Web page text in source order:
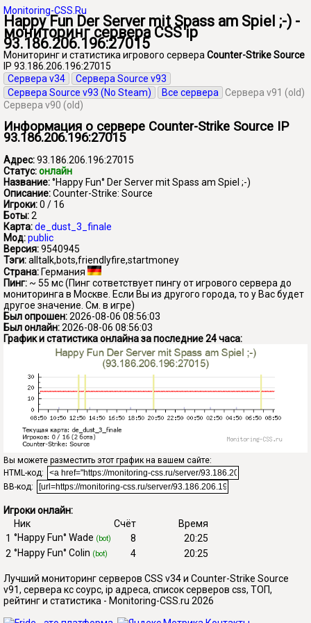
Monitoring-CSS.Ru
Happy Fun Der Server mit Spass am Spiel ;-) -
мониторинг сервера CSS ip
93.186.206.196:27015
Мониторинг и статистика игрового сервера Counter-Strike Source
IP 93.186.206.196:27015
Сервера v34
Сервера Source v93
Сервера Source v93 (No Steam)
Все сервера
Сервера v91 (old)
Сервера v90 (old)
Информация о сервере Counter-Strike Source IP
93.186.206.196:27015
Адрес:93.186.206.196:27015
Статус:онлайн
Название:°Happy Fun° Der Server mit Spass am Spiel ;-)
Описание:Counter-Strike: Source
Игроки:0 / 16
Боты:2
Карта:de_dust_3_finale
Мод:public
Версия:9540945
Тэги:alltalk,bots,friendlyfire,startmoney
Страна: Германия
Пинг: ~ 55 мс(Пинг сответствует пингу от игрового сервера до
мониторинга в Москве. Если Вы из другого города, то у Вас будет
другое значение. См. в игре)
Был опрошен:2026-08-06 08:56:03
Был онлайн:2026-08-06 08:56:03
График и статистика онлайна за последние 24 часа:
Вы можете разместить этот график на вашем сайте:
HTML-код:
BB-код:
Игроки онлайн:
Ник
Счёт
Время
1 °Happy Fun° Wade (bot) 8
20:25
2 °Happy Fun° Colin (bot) 4 20:25
Лучший мониторинг серверов CSS v34 и Counter-Strike Source
v91, сервера кс соурс, ip адреса, список серверов css, ТОП,
рейтинг и статистика - Monitoring-CSS.ru 2026